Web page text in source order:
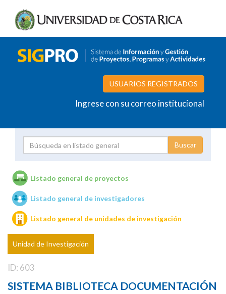
USUARIOS REGISTRADOS
Ingrese con su correo institucional
Unidades de investigación
Listado general de proyectos
Listado general de investigadores
Listado general de unidades de investigación
Unidad de Investigación
ID: 603
SISTEMA BIBLIOTECA DOCUMENTACIÓN